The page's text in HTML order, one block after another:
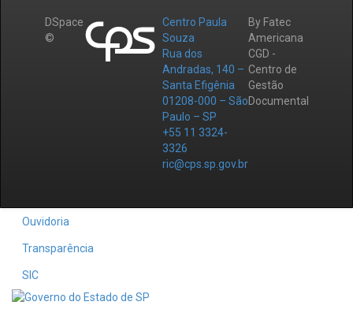
DSpace
©
Centro Paula
Souza
Rua dos
Andradas, 140 –
Santa Efigênia
01208-000 – São
Paulo – SP
+55 11 3324-
3326
ric@cps.sp.gov.br
By Fatec
Americana
CGD -
Centro de
Gestão
Documental
Ouvidoria
Transparência
SIC